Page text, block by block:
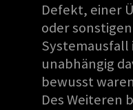
Defekt, einer
oder
Systemausfall
unabhängig
bewusst
Des Weiteren